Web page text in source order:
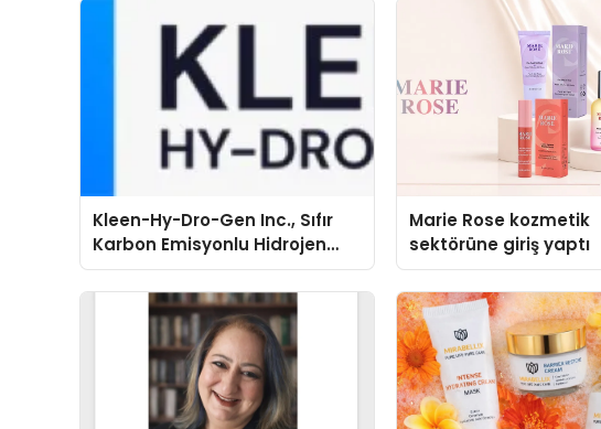
Kleen-Hy-Dro-Gen Inc., Sıfır
Karbon Emisyonlu Hidrojen
Isıtma Teknolojisinde ISO ve
TSSA Düzenleyici Onaylarını
Marie Rose kozmetik
sektörüne giriş yaptı